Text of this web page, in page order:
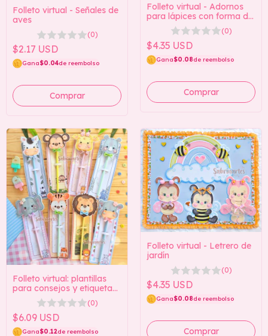
Folleto virtual - Señales de
aves
(0)
$2.17 USD
Gana$0.04de reembolso
Folleto virtual - Adornos
para lápices con forma de
animales
(0)
$4.35 USD
Gana$0.08de reembolso
Folleto virtual: plantillas
para consejos y etiquetas
de Safari
(0)
$6.09 USD
Gana$0.12de reembolso
Folleto virtual - Letrero de
jardín
(0)
$4.35 USD
Gana$0.08de reembolso